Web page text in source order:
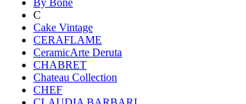
C
Cake Vintage
CERAFLAME
CeramicArte Deruta
CHABRET
Chateau Collection
CHEF